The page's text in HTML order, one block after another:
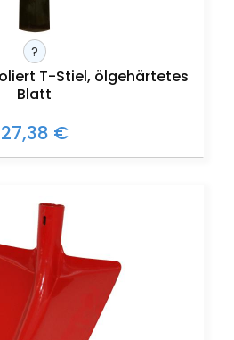
?
T-Stiel, ölgehärtetes
Blatt
27,38 €